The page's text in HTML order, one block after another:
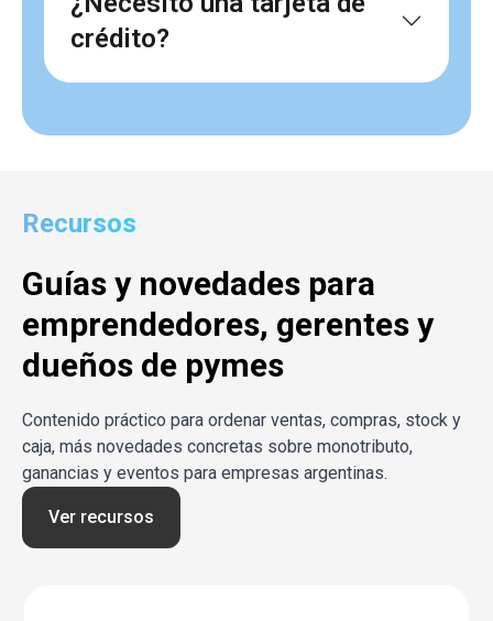
crédito?
Recursos
Guías y novedades para
emprendedores, gerentes y
dueños de pymes
Contenido práctico para ordenar ventas, compras, stock y
caja, más novedades concretas sobre monotributo,
ganancias y eventos para empresas argentinas.
Ver recursos